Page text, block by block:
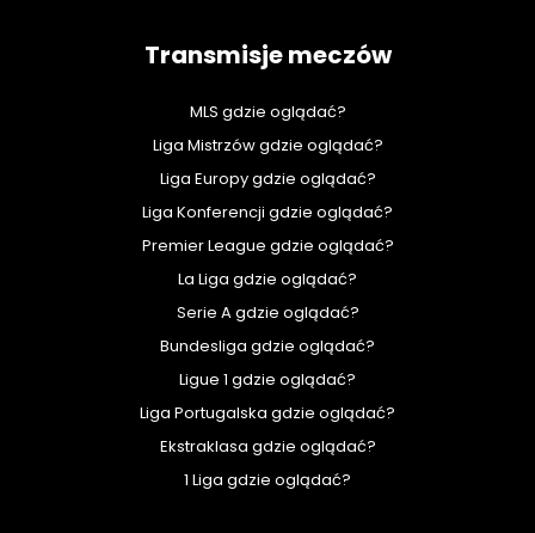
Transmisje meczów
MLS gdzie oglądać?
Liga Mistrzów gdzie oglądać?
Liga Europy gdzie oglądać?
Liga Konferencji gdzie oglądać?
Premier League gdzie oglądać?
La Liga gdzie oglądać?
Serie A gdzie oglądać?
Bundesliga gdzie oglądać?
Ligue 1 gdzie oglądać?
Liga Portugalska gdzie oglądać?
Ekstraklasa gdzie oglądać?
1 Liga gdzie oglądać?